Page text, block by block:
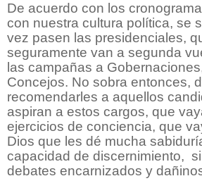
De acuerdo con los
con nuestra cultura política, se
vez pasen las presidenciales,
seguramente van a segunda
las campañas a
Concejos. No sobra entonces,
recomendarles a aquellos
aspiran a estos cargos, que
ejercicios de conciencia, que
Dios que les dé mucha
capacidad de discernimiento,
debates encarnizados y